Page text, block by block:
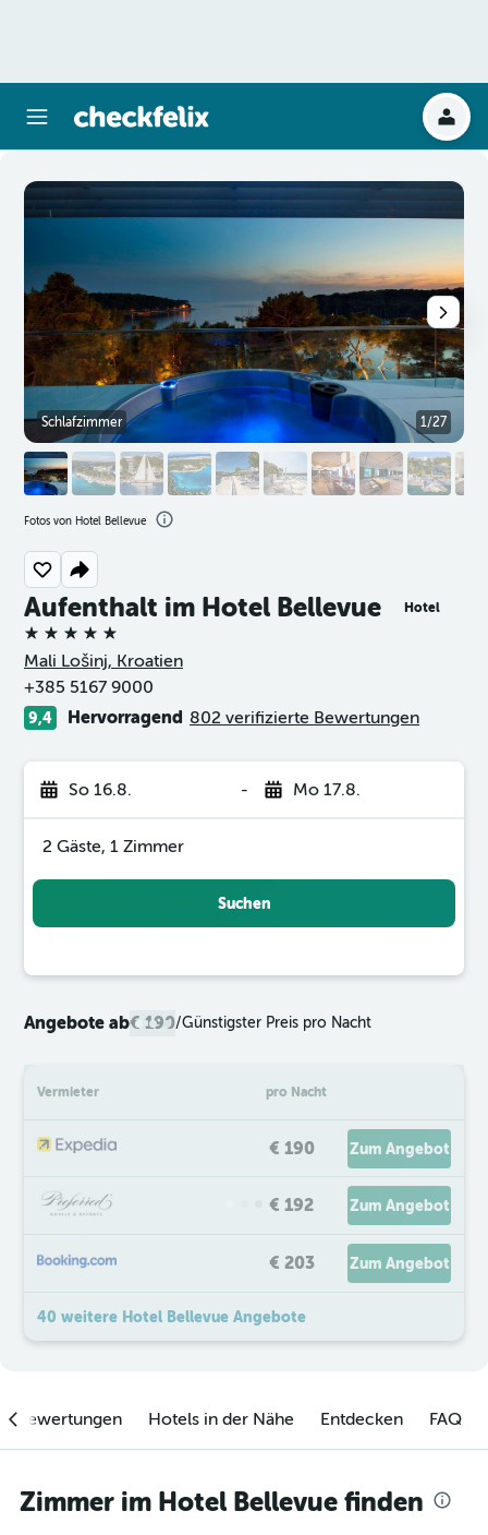
Aufenthalt im Hotel Bellevue Hotel
5 Sterne
Mali Lošinj, Kroatien
+385 5167 9000
9,4 Hervorragend 802 verifizierte Bewertungen
So 16.8. - Mo 17.8.
2 Gäste, 1 Zimmer
Suchen
Angebote ab€ 190/Günstigster Preis pro Nacht
Vermieter pro Nacht
€ 190 Zum Angebot
€ 192 Zum Angebot
€ 203 Zum Angebot
40 weitere Hotel Bellevue Angebote
Schlafzimmer 1/27
Fotos von Hotel Bellevue
Hotels in der Nähe Entdecken FAQ
Zimmer im Hotel Bellevue finden